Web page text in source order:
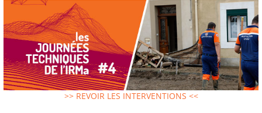
>> REVOIR LES INTERVENTIONS <<